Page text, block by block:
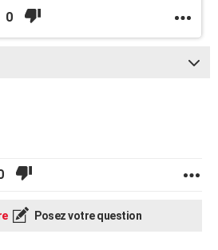
0
Posez votre question